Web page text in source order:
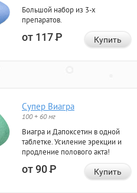
Большой набор из 3-х
препаратов.
от 117Р Купить
Супер Виагра
100 + 60 мг
Виагра и Дапоксетин в одной
таблетке. Усиление эрекции и
продление полового акта!
от 90Р Купить